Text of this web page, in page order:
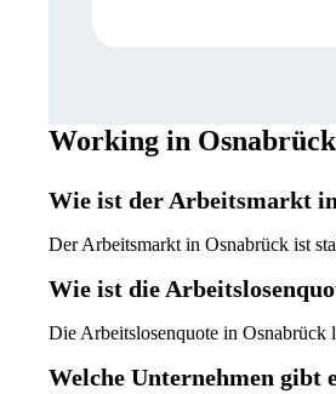
Working in Osnabrück
Wie ist der Arbeitsmarkt
Der Arbeitsmarkt in Osnabrück ist
Wie ist die
Die Arbeitslosenquote in Osnabrück
Welche Unternehmen gibt